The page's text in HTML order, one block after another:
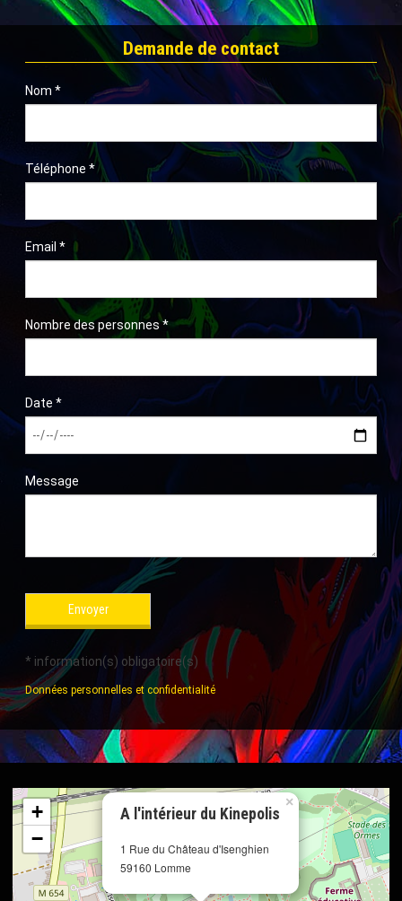
Demande de contact
Nom *
Téléphone *
Email *
Nombre des personnes*
Date *
Message
Envoyer
* information(s) obligatoire(s)
Données personnelles et confidentialité
A l'intérieur du Kinepolis
1 Rue du Château d'Isenghien
59160 Lomme
×
+
−